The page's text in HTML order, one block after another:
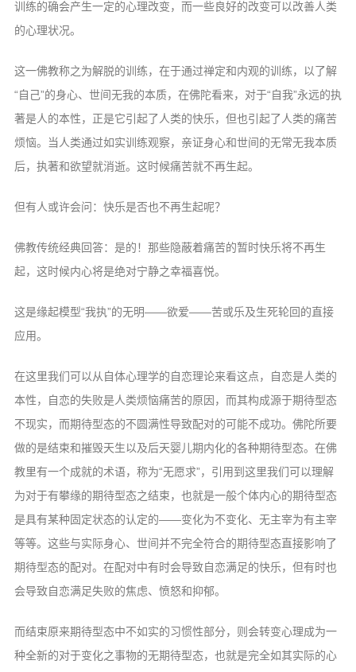
训练的确会产生一定的心理改变，而一些良好的改变可以改善人类
的心理状况。
这一佛教称之为解脱的训练，在于通过禅定和内观的训练，以了解
“自己”的身心、世间无我的本质，在佛陀看来，对于“自我”永远的执
著是人的本性，正是它引起了人类的快乐，但也引起了人类的痛苦
烦恼。当人类通过如实训练观察，亲证身心和世间的无常无我本质
后，执著和欲望就消逝。这时候痛苦就不再生起。
但有人或许会问：快乐是否也不再生起呢？
佛教传统经典回答：是的！那些隐蔽着痛苦的暂时快乐将不再生
起，这时候内心将是绝对宁静之幸福喜悦。
这是缘起模型“我执”的无明——欲爱——苦或乐及生死轮回的直接
应用。
在这里我们可以从自体心理学的自恋理论来看这点，自恋是人类的
本性，自恋的失败是人类烦恼痛苦的原因，而其构成源于期待型态
不现实，而期待型态的不圆满性导致配对的可能不成功。佛陀所要
做的是结束和摧毁天生以及后天婴儿期内化的各种期待型态。在佛
教里有一个成就的术语，称为“无愿求”，引用到这里我们可以理解
为对于有攀缘的期待型态之结束，也就是一般个体内心的期待型态
是具有某种固定状态的认定的——变化为不变化、无主宰为有主宰
等等。这些与实际身心、世间并不完全符合的期待型态直接影响了
期待型态的配对。在配对中有时会导致自恋满足的快乐，但有时也
会导致自恋满足失败的焦虑、愤怒和抑郁。
而结束原来期待型态中不如实的习惯性部分，则会转变心理成为一
种全新的对于变化之事物的无期待型态，也就是完全如其实际的心